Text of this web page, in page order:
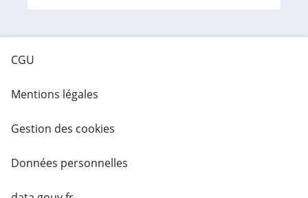
CGU
Mentions légales
Gestion des cookies
Données personnelles